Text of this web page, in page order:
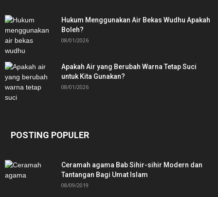
Hukum Menggunakan Air Bekas Wudhu Apakah
Boleh?
08/01/2026
Apakah Air yang Berubah Warna Tetap Suci
untuk Kita Gunakan?
08/01/2026
POSTING POPULER
Ceramah agama Bab Sihir-sihir Modern dan
Tantangan Bagi Umat Islam
08/09/2019